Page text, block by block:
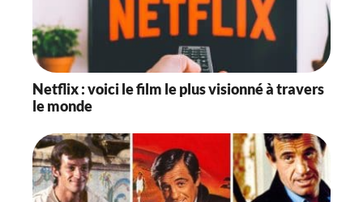
Netflix : voici le film le plus visionné à travers
le monde